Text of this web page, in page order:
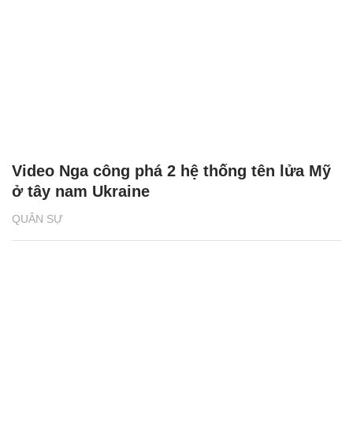
QUÂN SỰ
Video Nga công phá 2 hệ thống tên lửa Mỹ
ở tây nam Ukraine